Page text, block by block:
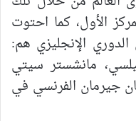
الأول، كما احتوت
10 فرق على 5 من الدوري الإنجليزي هم:
مانشستر سيتي
جيرمان الفرنسي في